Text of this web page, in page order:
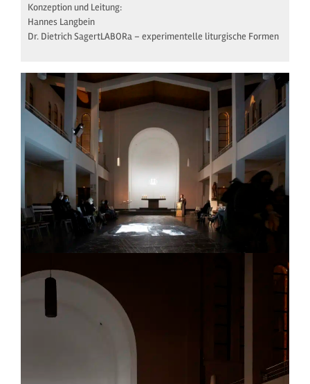
Konzeption und Leitung:
Hannes Langbein
Dr. Dietrich SagertLABORa – experimentelle liturgische Formen